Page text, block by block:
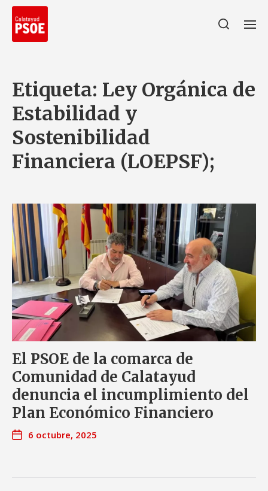
Etiqueta: Ley Orgánica de
Estabilidad y
Sostenibilidad
Financiera (LOEPSF);
El PSOE de la comarca de
Comunidad de Calatayud
denuncia el incumplimiento del
Plan Económico Financiero
6 octubre, 2025